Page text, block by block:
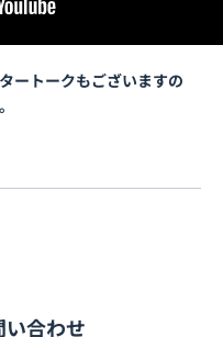
ートークもございますの
合わせ